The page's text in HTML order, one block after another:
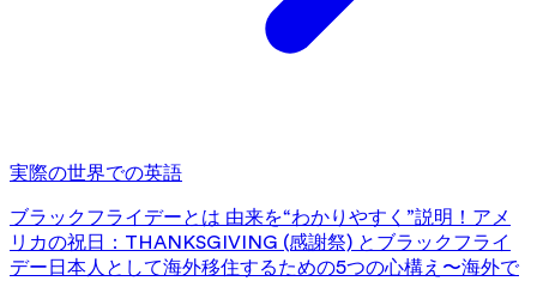
実際の世界での英語
ブラックフライデーとは 由来を“わかりやすく”説明！ アメ
リカの祝日：THANKSGIVING (感謝祭) とブラックフライ
デー 日本人として海外移住するための5つの心構え〜海外で